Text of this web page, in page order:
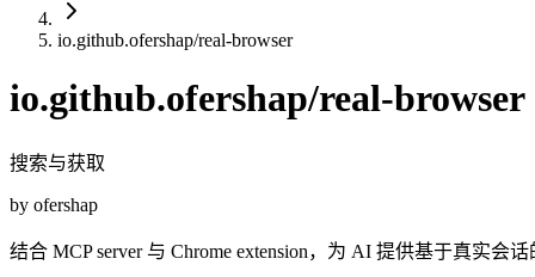
io.github.ofershap/real-browser
io.github.ofershap/real-browser
搜索与获取
by ofershap
结合 MCP server 与 Chrome extension，为 AI 提供基于真实会